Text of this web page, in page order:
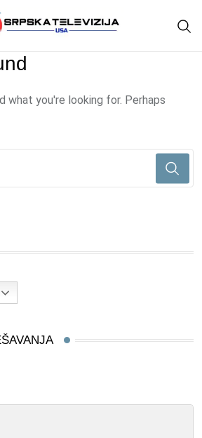
what you're looking for. Perhaps